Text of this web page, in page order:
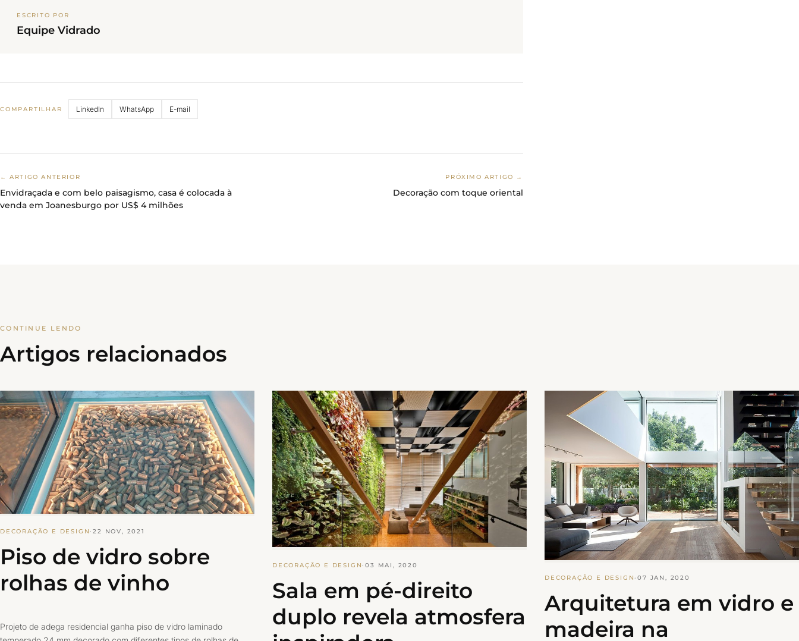
ESCRITO POR
Equipe Vidrado
COMPARTILHAR LinkedIn WhatsApp E-mail
← ARTIGO ANTERIOR
Envidraçada e com belo paisagismo, casa é colocada à
venda em Joanesburgo por US$ 4 milhões
PRÓXIMO ARTIGO →
Decoração com toque oriental
CONTINUE LENDO
Artigos relacionados
DECORAÇÃO E DESIGN·22 NOV, 2021
Piso de vidro sobre
rolhas de vinho
Projeto de adega residencial ganha piso de vidro laminado
DECORAÇÃO E DESIGN·03 MAI, 2020
Sala em pé-direito
duplo revela atmosfera
DECORAÇÃO E DESIGN·07 JAN, 2020
Arquitetura em vidro e
madeira na